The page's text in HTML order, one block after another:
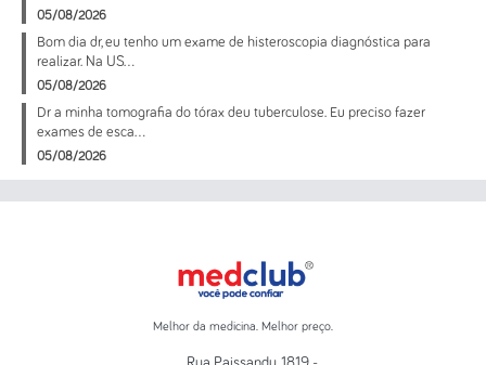
05/08/2026
Bom dia dr, eu tenho um exame de histeroscopia diagnóstica para
realizar. Na US...
05/08/2026
Dr a minha tomografia do tórax deu tuberculose. Eu preciso fazer
exames de esca...
05/08/2026
Melhor da medicina. Melhor preço.